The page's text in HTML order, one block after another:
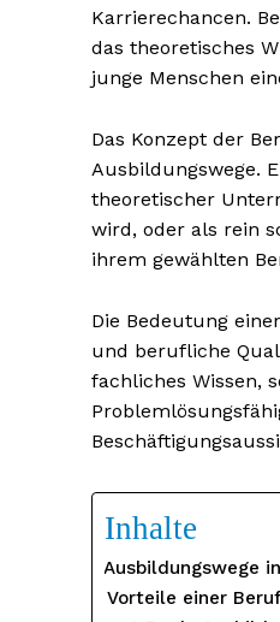
Karrierechancen.
das theoretisches
junge Menschen
Das Konzept der
Ausbildungswege.
theoretischer
wird, oder als rein
ihrem gewählten
Die Bedeutung
und berufliche
fachliches Wissen,
Inhalte
Ausbildungswege
Vorteile einer